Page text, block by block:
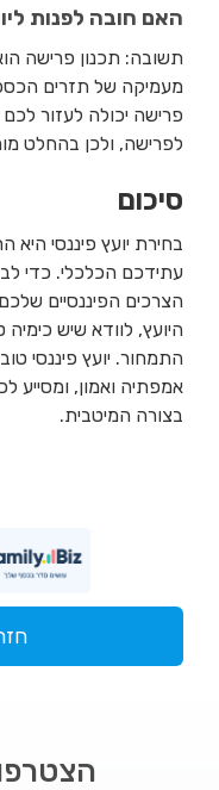
האם חובה לפנות
תשובה: תכנון פרישה
מעמיקה של תזרים
פרישה יכולה לעזור
לפרישה, ולכן בהחלט
סיכום
בחירת יועץ פיננסי
עתידכם הכלכלי. כדי
הצרכים הפיננסיים
היועץ, לוודא שיש
התמחור. יועץ פיננסי
אמפתיה ואמון, ומסייע
בצורה המיטבית.